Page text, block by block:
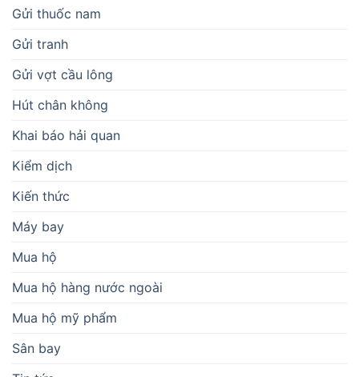
Gửi thuốc nam
Gửi tranh
Gửi vợt cầu lông
Hút chân không
Khai báo hải quan
Kiểm dịch
Kiến thức
Máy bay
Mua hộ
Mua hộ hàng nước ngoài
Mua hộ mỹ phẩm
Sân bay